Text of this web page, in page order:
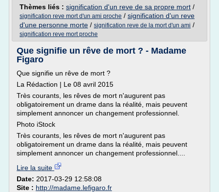
Thèmes liés : signification d'un reve de sa propre mort /
signification reve mort d'un ami proche / signification d'un reve
d'une personne morte / signification reve de la mort d'un ami /
signification reve mort proche
Que signifie un rêve de mort ? - Madame
Figaro
Que signifie un rêve de mort ?
La Rédaction | Le 08 avril 2015
Très courants, les rêves de mort n'augurent pas
obligatoirement un drame dans la réalité, mais peuvent
simplement annoncer un changement professionnel.
Photo iStock
Très courants, les rêves de mort n'augurent pas
obligatoirement un drame dans la réalité, mais peuvent
simplement annoncer un changement professionnel....
Lire la suite
Date: 2017-03-29 12:58:08
Site : http://madame.lefigaro.fr